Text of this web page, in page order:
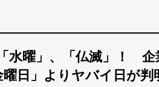
水曜」、「仏滅」！
曜日」よりヤバイ日が判